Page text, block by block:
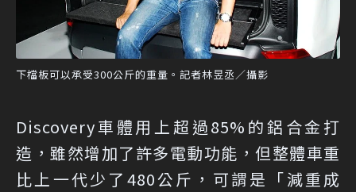
下檔板可以承受300公斤的重量。記者林昱丞／攝影
Discovery車體用上超過85%的鋁合金打
造，雖然增加了許多電動功能，但整體車重
比上一代少了480公斤，可謂是「減重成